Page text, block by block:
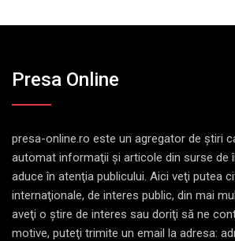
Presa Online
presa-online.ro este un agregator de ştiri
automat informaţii şi articole din surse de
aduce în atenţia publicului. Aici veţi putea
internaţionale, de interes public, din mai
aveţi o ştire de interes sau doriţi să ne
motive, puteţi trimite un email la adresa: